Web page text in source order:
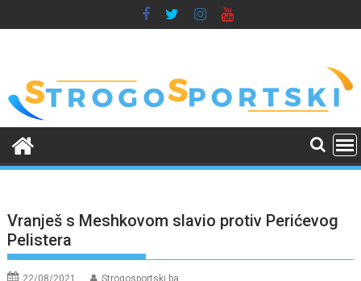
to
Vranješ s Meshkovom slavio protiv Perićevog
Pelistera